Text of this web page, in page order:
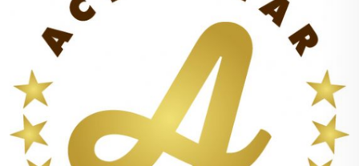
potrebné vyplachovať. Prajem trpezlivosť a
vytrvalosť pri starostlivosti o dutinu ústnu.